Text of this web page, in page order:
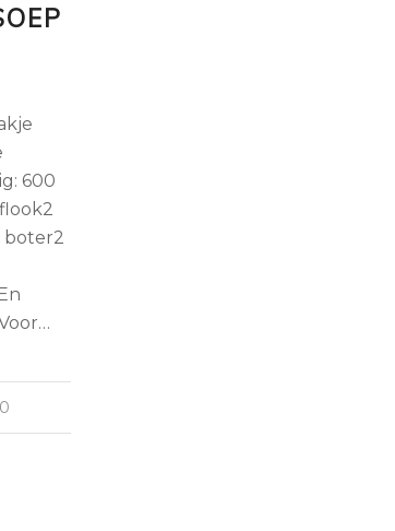
600
boter2